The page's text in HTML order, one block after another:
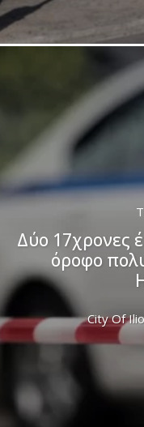
Δύο 17χρονες
όροφο
City Of